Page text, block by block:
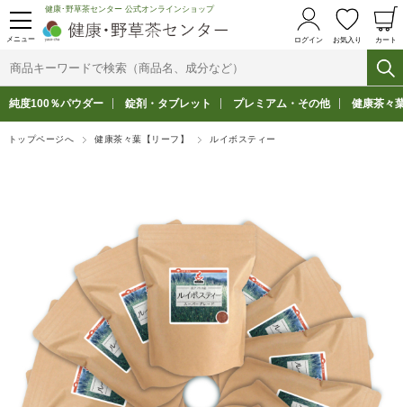
メニュー
健康･野草茶センター 公式オンラインショップ
ログイン お気入り カート
純度100％パウダー 錠剤・タブレット プレミアム・その他 健康茶々
トップページへ 健康茶々葉【リーフ】 ルイボスティー